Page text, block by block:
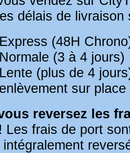
délais de livraison
(48H
(3 à 4 jours)
(plus de 4
sur
reversez les
Les frais de port